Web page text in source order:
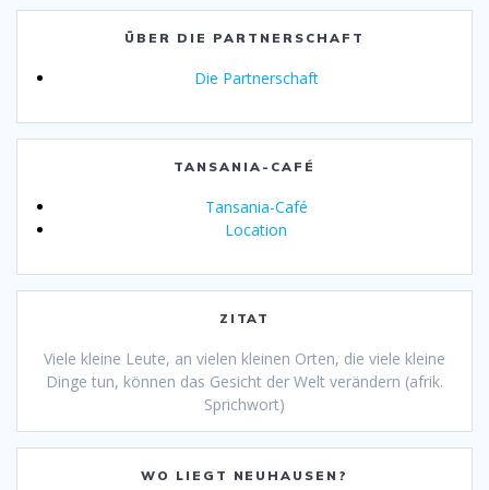
ÜBER DIE PARTNERSCHAFT
Die Partnerschaft
TANSANIA-CAFÉ
Tansania-Café
Location
ZITAT
Viele kleine Leute, an vielen kleinen Orten, die viele kleine
Dinge tun, können das Gesicht der Welt verändern (afrik.
Sprichwort)
WO LIEGT NEUHAUSEN?